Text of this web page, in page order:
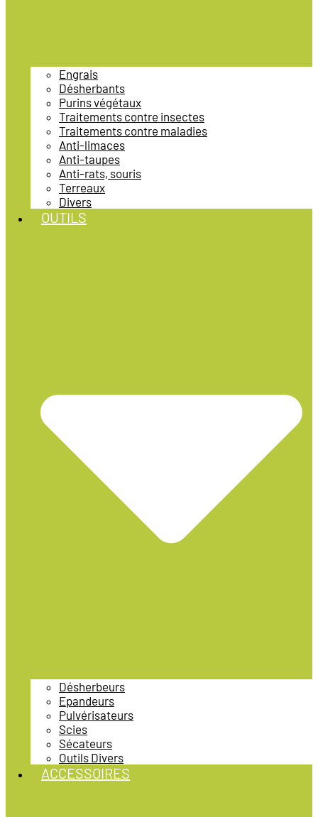
Engrais
Désherbants
Purins végétaux
Traitements contre insectes
Traitements contre maladies
Anti-limaces
Anti-taupes
Anti-rats, souris
Terreaux
Divers
OUTILS
Désherbeurs
Epandeurs
Pulvérisateurs
Scies
Sécateurs
Outils Divers
ACCESSOIRES